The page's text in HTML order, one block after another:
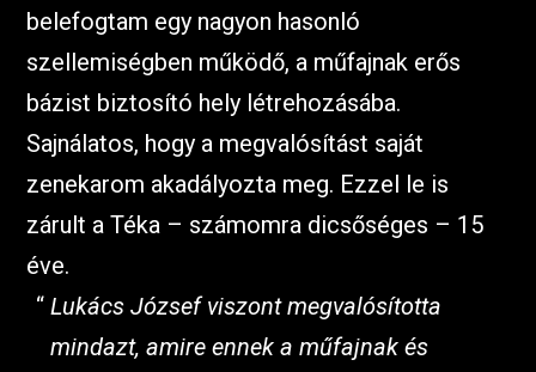
belefogtam egy nagyon hasonló
szellemiségben működő, a műfajnak erős
bázist biztosító hely létrehozásába.
Sajnálatos, hogy a megvalósítást saját
zenekarom akadályozta meg. Ezzel le is
zárult a Téka – számomra dicsőséges – 15
éve.
Lukács József viszont megvalósította
mindazt, amire ennek a műfajnak és